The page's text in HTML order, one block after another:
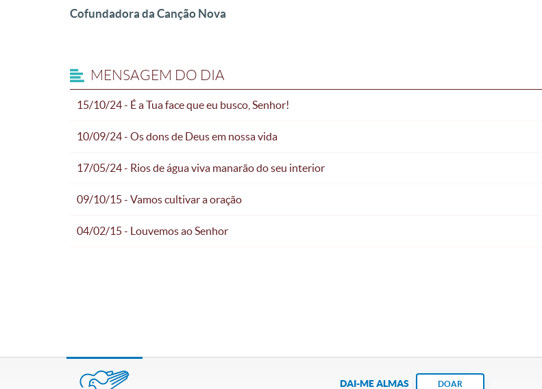
Cofundadora da Canção Nova
MENSAGEM DO DIA
15/10/24 - É a Tua face que eu busco, Senhor!
10/09/24 - Os dons de Deus em nossa vida
17/05/24 - Rios de água viva manarão do seu interior
09/10/15 - Vamos cultivar a oração
04/02/15 - Louvemos ao Senhor
DAI-ME ALMAS DOAR